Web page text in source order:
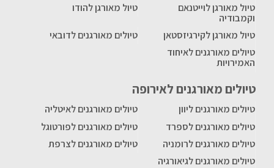
טיול מאורגן לוייטנאם
וקמבודיה
טיול מאורגן להודו
טיול מאורגן לקירגיזסטאן
טיולים מאורגנים לדובאי
טיולים מאורגנים לאיחוד
האמירויות
טיולים מאורגנים לאירופה
טיולים מאורגנים ליוון
טיולים מאורגנים לאיטליה
טיולים מאורגנים לספרד
טיולים מאורגנים לפורטוגל
טיולים מאורגנים לרומניה
טיולים מאורגנים לצרפת
טיולים מאורגנים לגיאורגיה